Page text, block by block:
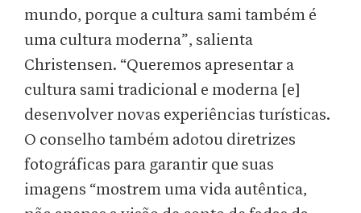
mundo, porque a cultura sami também é
uma cultura moderna”, salienta
Christensen. “Queremos apresentar a
cultura sami tradicional e moderna [e]
desenvolver novas experiências turísticas.
O conselho também adotou diretrizes
fotográficas para garantir que suas
imagens “mostrem uma vida autêntica,